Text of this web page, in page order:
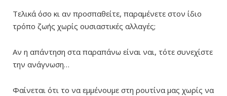
Τελικά όσο κι αν προσπαθείτε, παραμένετε στον ίδιο
τρόπο ζωής χωρίς ουσιαστικές αλλαγές;
Αν η απάντηση στα παραπάνω είναι ναι, τότε συνεχίστε
την ανάγνωση…
Φαίνεται ότι το να εμμένουμε στη ρουτίνα μας χωρίς να